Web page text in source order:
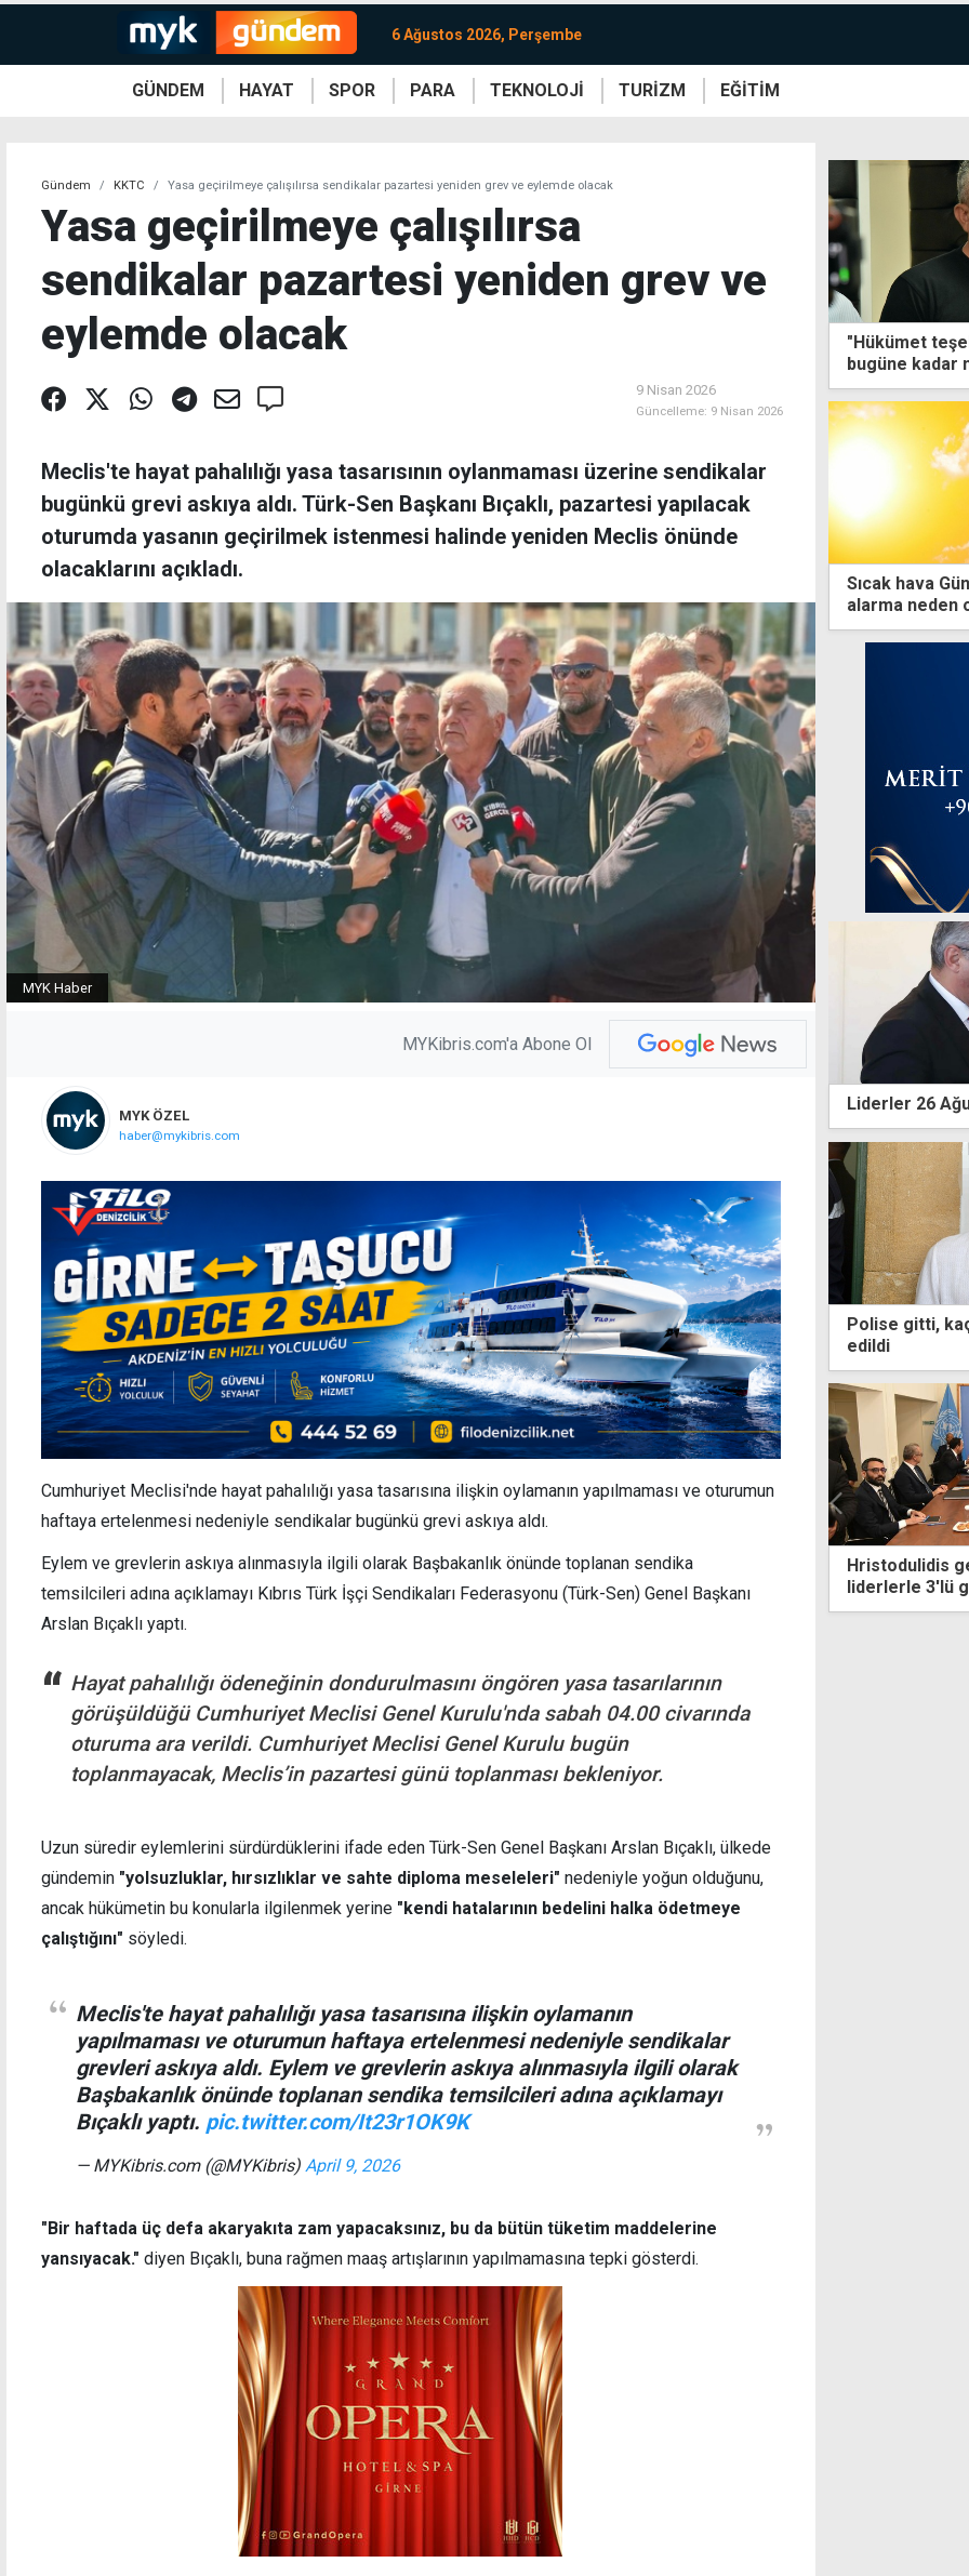
6 Ağustos 2026, Perşembe
GÜNDEM HAYAT SPOR PARA TEKNOLOJİ TURİZM EĞİTİM
Gündem KKTC Yasa geçirilmeye çalışılırsa sendikalar pazartesi yeniden grev ve eylemde olacak
Yasa geçirilmeye çalışılırsa
sendikalar pazartesi yeniden grev ve
eylemde olacak
9 Nisan 2026
Güncelleme: 9 Nisan 2026
Meclis'te hayat pahalılığı yasa tasarısının oylanmaması üzerine sendikalar
bugünkü grevi askıya aldı. Türk-Sen Başkanı Bıçaklı, pazartesi yapılacak
oturumda yasanın geçirilmek istenmesi halinde yeniden Meclis önünde
olacaklarını açıkladı.
MYK Haber
MYKibris.com'a Abone Ol
MYK ÖZEL
haber@mykibris.com
Cumhuriyet Meclisi'nde hayat pahalılığı yasa tasarısına ilişkin oylamanın yapılmaması ve oturumun
haftaya ertelenmesi nedeniyle sendikalar bugünkü grevi askıya aldı.
Eylem ve grevlerin askıya alınmasıyla ilgili olarak Başbakanlık önünde toplanan sendika
temsilcileri adına açıklamayı Kıbrıs Türk İşçi Sendikaları Federasyonu (Türk-Sen) Genel Başkanı
Arslan Bıçaklı yaptı.
Hayat pahalılığı ödeneğinin dondurulmasını öngören yasa tasarılarının
görüşüldüğü Cumhuriyet Meclisi Genel Kurulu'nda sabah 04.00 civarında
oturuma ara verildi. Cumhuriyet Meclisi Genel Kurulu bugün
toplanmayacak, Meclis’in pazartesi günü toplanması bekleniyor.
Uzun süredir eylemlerini sürdürdüklerini ifade eden Türk-Sen Genel Başkanı Arslan Bıçaklı, ülkede
gündemin "yolsuzluklar, hırsızlıklar ve sahte diploma meseleleri" nedeniyle yoğun olduğunu,
ancak hükümetin bu konularla ilgilenmek yerine "kendi hatalarının bedelini halka ödetmeye
çalıştığını" söyledi.
Meclis'te hayat pahalılığı yasa tasarısına ilişkin oylamanın
yapılmaması ve oturumun haftaya ertelenmesi nedeniyle sendikalar
grevleri askıya aldı. Eylem ve grevlerin askıya alınmasıyla ilgili olarak
Başbakanlık önünde toplanan sendika temsilcileri adına açıklamayı
Bıçaklı yaptı. pic.twitter.com/It23r1OK9K
— MYKibris.com (@MYKibris) April 9, 2026
"Bir haftada üç defa akaryakıta zam yapacaksınız, bu da bütün tüketim maddelerine
yansıyacak." diyen Bıçaklı, buna rağmen maaş artışlarının yapılmamasına tepki gösterdi.
"Hükümet
bugüne kadar
Sıcak hava
alarma neden
Liderler 26
Polise gitti,
edildi
Ertuğruloğlu, yabancı ve siyasi heyetleri
ağırladı
Hristodulidis gecikmeli geldi, Guterres'in
liderlerle 3'lü görüşmesi başladı
Askeri bölgede
köy tahliye